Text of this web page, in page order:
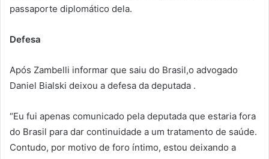
passaporte diplomático dela.
Defesa
Após Zambelli informar que saiu do Brasil,o advogado
Daniel Bialski deixou a defesa da deputada .
“Eu fui apenas comunicado pela deputada que estaria fora
do Brasil para dar continuidade a um tratamento de saúde.
Contudo, por motivo de foro íntimo, estou deixando a